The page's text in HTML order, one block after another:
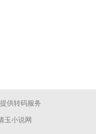
供转码服务
玉小说网